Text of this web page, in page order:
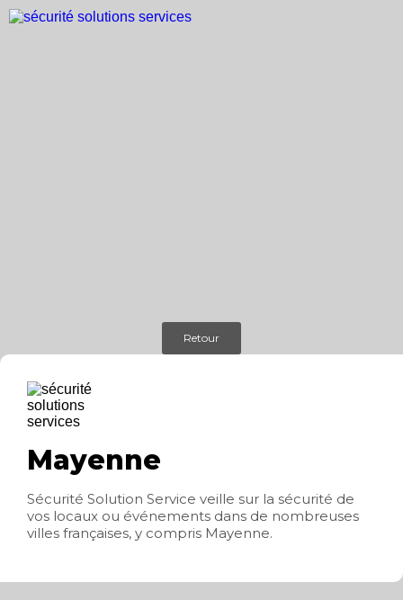
Retour
Mayenne
Sécurité Solution Service veille sur la sécurité de
vos locaux ou événements dans de nombreuses
villes françaises, y compris Mayenne.